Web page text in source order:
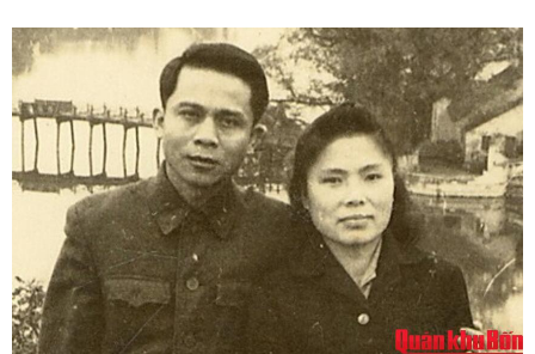
tướng Nguyễn Quốc Thước được vinh danh là bởi ông ...